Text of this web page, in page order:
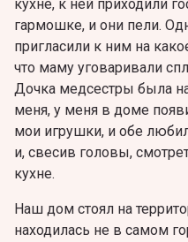
кухне, к ней приходили
гармошке, и они пели.
пригласили к ним на
что маму уговаривали
Дочка медсестры была
меня, у меня в доме
мои игрушки, и обе
и, свесив головы,
кухне.
Наш дом стоял на
находилась не в самом